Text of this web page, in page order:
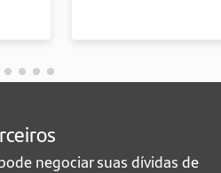
negociar suas dívidas de